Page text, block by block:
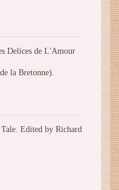
Delices de L'Amour
la Bretonne).
Edited by Richard